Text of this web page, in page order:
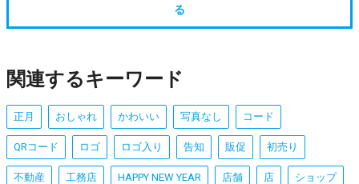
る
関連するキーワード
正月 おしゃれ かわいい 写真なし コード
QRコード ロゴ ロゴ入り 告知 販促 初売り
不動産 工務店 HAPPY NEW YEAR 店舗 店 ショップ